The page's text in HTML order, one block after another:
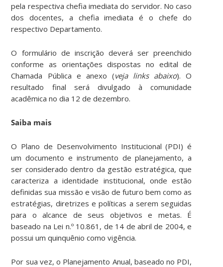
pela respectiva chefia imediata do servidor. No caso
dos docentes, a chefia imediata é o chefe do
respectivo Departamento.
O formulário de inscrição deverá ser preenchido
conforme as orientações dispostas no edital de
Chamada Pública e anexo (veja links abaixo). O
resultado final será divulgado à comunidade
acadêmica no dia 12 de dezembro.
Saiba mais
O Plano de Desenvolvimento Institucional (PDI) é
um documento e instrumento de planejamento, a
ser considerado dentro da gestão estratégica, que
caracteriza a identidade institucional, onde estão
definidas sua missão e visão de futuro bem como as
estratégias, diretrizes e políticas a serem seguidas
para o alcance de seus objetivos e metas. É
baseado na Lei n.º 10.861, de 14 de abril de 2004, e
possui um quinquênio como vigência.
Por sua vez, o Planejamento Anual, baseado no PDI,